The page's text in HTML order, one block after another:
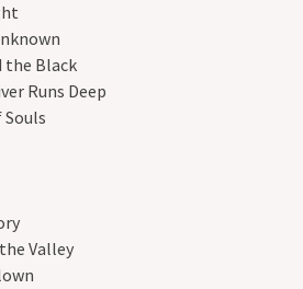
the Black
Runs Deep
Souls
Valley